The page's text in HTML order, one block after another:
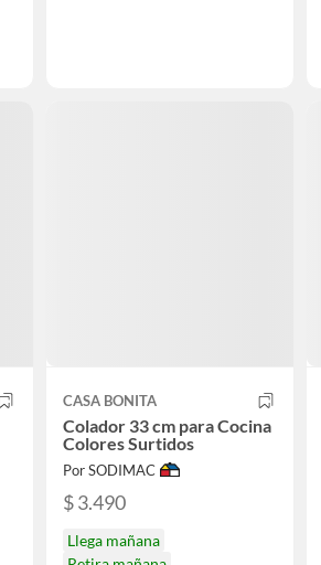
CASA BONITA
Colador 33 cm para Cocina
Colores Surtidos
Por SODIMAC
$ 3.490
Llega mañana